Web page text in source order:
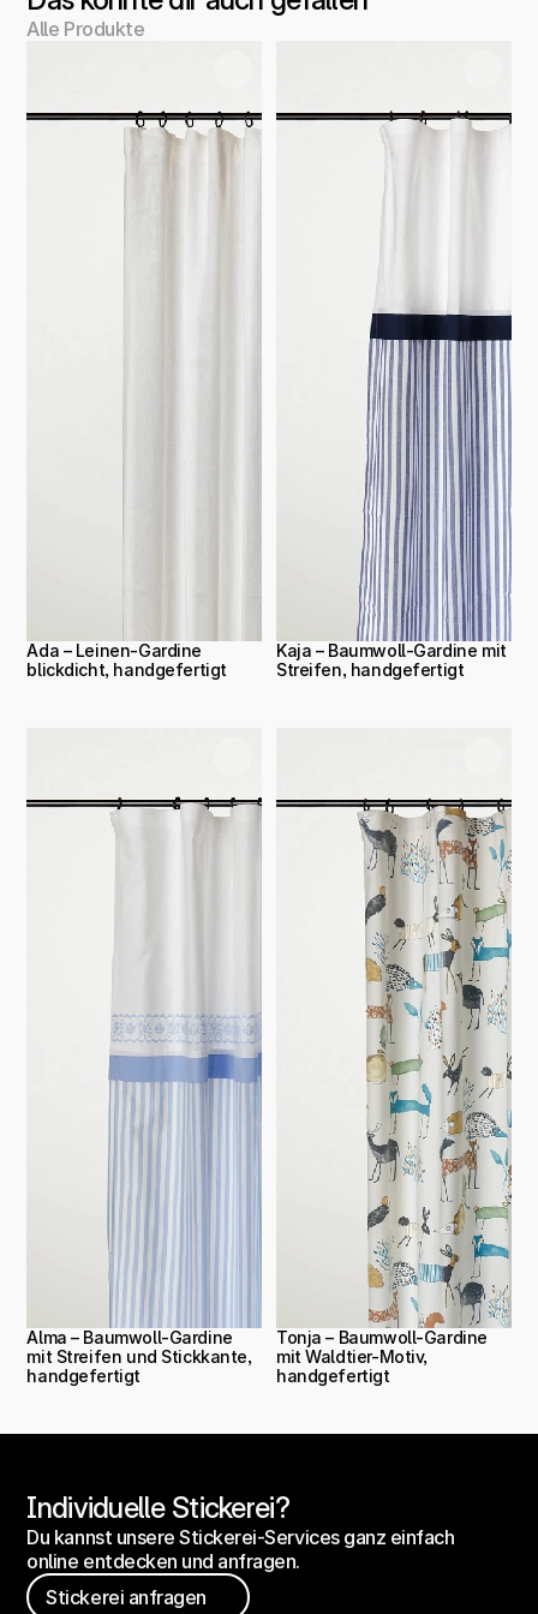
Alle Produkte
Ada – Leinen-Gardine
blickdicht, handgefertigt
Kaja – Baumwoll-Gardine mit
Streifen, handgefertigt
Alma – Baumwoll-Gardine
mit Streifen und Stickkante,
handgefertigt
Tonja – Baumwoll-Gardine
mit Waldtier-Motiv,
handgefertigt
Individuelle Stickerei?
Du kannst unsere Stickerei-Services ganz einfach
online entdecken und anfragen.
Stickerei anfragen